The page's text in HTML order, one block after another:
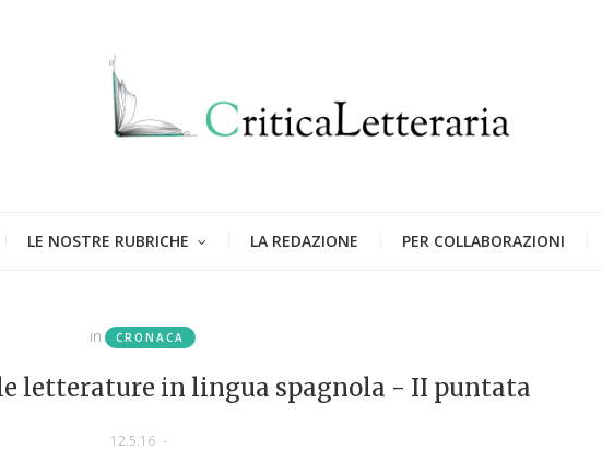
LE NOSTRE RUBRICHE LA REDAZIONE PER COLLABORAZIONI
in CRONACA
letterature in lingua spagnola - II puntata
12.5.16 -